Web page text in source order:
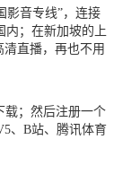
影音专线”，连接
内；在新加坡的上
直播，再也不用
载；然后注册一个
、B站、腾讯体育